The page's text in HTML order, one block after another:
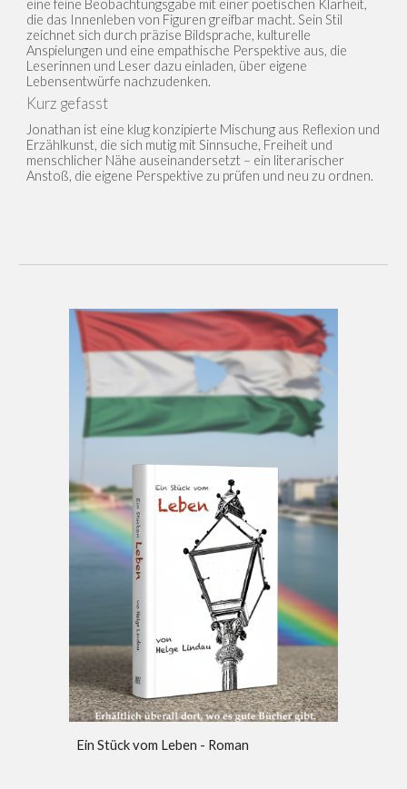
eine feine Beobachtungsgabe mit einer poetischen Klarheit,
die das Innenleben von Figuren greifbar macht. Sein Stil
zeichnet sich durch präzise Bildsprache, kulturelle
Anspielungen und eine empathische Perspektive aus, die
Leserinnen und Leser dazu einladen, über eigene
Lebensentwürfe nachzudenken.
Kurz gefasst
Jonathan ist eine klug konzipierte Mischung aus Reflexion und
Erzählkunst, die sich mutig mit Sinnsuche, Freiheit und
menschlicher Nähe auseinandersetzt – ein literarischer
Anstoß, die eigene Perspektive zu prüfen und neu zu ordnen.
Ein Stück vom Leben - Roman